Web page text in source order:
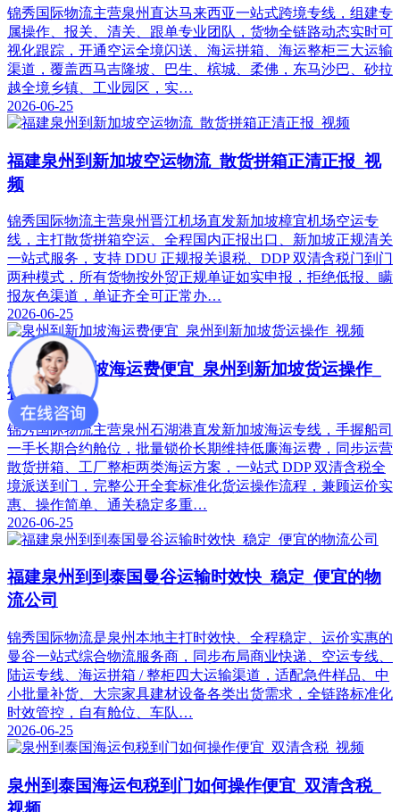
锦秀国际物流主营泉州直达马来西亚一站式跨境专线，组建专
属操作、报关、清关、跟单专业团队，货物全链路动态实时可
视化跟踪，开通空运全境闪送、海运拼箱、海运整柜三大运输
渠道，覆盖西马吉隆坡、巴生、槟城、柔佛，东马沙巴、砂拉
越全境乡镇、工业园区，实…
2026-06-25
福建泉州到新加坡空运物流_散货拼箱正清正报_视
频
锦秀国际物流主营泉州晋江机场直发新加坡樟宜机场空运专
线，主打散货拼箱空运、全程国内正报出口、新加坡正规清关
一站式服务，支持 DDU 正规报关退税、DDP 双清含税门到门
两种模式，所有货物按外贸正规单证如实申报，拒绝低报、瞒
报灰色渠道，单证齐全可正常办…
2026-06-25
泉州到新加坡海运费便宜_泉州到新加坡货运操作_
视频
锦秀国际物流主营泉州石湖港直发新加坡海运专线，手握船司
一手长期合约舱位，批量锁价长期维持低廉海运费，同步运营
散货拼箱、工厂整柜两类海运方案，一站式 DDP 双清含税全
境派送到门，完整公开全套标准化货运操作流程，兼顾运价实
惠、操作简单、通关稳定多重…
2026-06-25
福建泉州到到泰国曼谷运输时效快_稳定_便宜的物
流公司
锦秀国际物流是泉州本地主打时效快、全程稳定、运价实惠的
曼谷一站式综合物流服务商，同步布局商业快递、空运专线、
陆运专线、海运拼箱 / 整柜四大运输渠道，适配急件样品、中
小批量补货、大宗家具建材设备各类出货需求，全链路标准化
时效管控，自有舱位、车队…
2026-06-25
泉州到泰国海运包税到门如何操作便宜_双清含税_